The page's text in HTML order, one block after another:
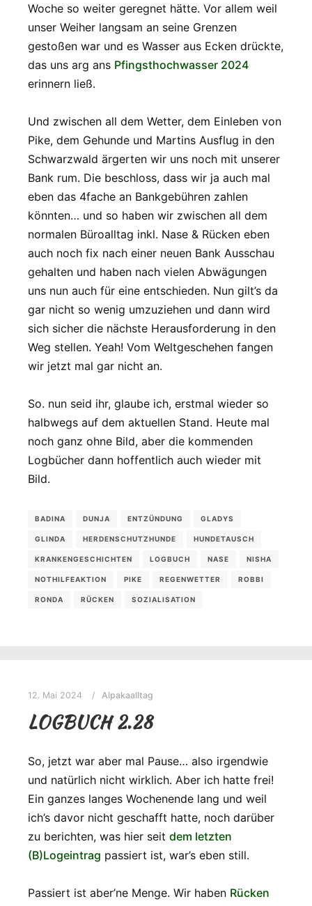
Woche so weiter geregnet hätte. Vor allem weil
unser Weiher langsam an seine Grenzen
gestoßen war und es Wasser aus Ecken drückte,
das uns arg ans Pfingsthochwasser 2024
erinnern ließ.
Und zwischen all dem Wetter, dem Einleben von
Pike, dem Gehunde und Martins Ausflug in den
Schwarzwald ärgerten wir uns noch mit unserer
Bank rum. Die beschloss, dass wir ja auch mal
eben das 4fache an Bankgebühren zahlen
könnten… und so haben wir zwischen all dem
normalen Büroalltag inkl. Nase & Rücken eben
auch noch fix nach einer neuen Bank Ausschau
gehalten und haben nach vielen Abwägungen
uns nun auch für eine entschieden. Nun gilt’s da
gar nicht so wenig umzuziehen und dann wird
sich sicher die nächste Herausforderung in den
Weg stellen. Yeah! Vom Weltgeschehen fangen
wir jetzt mal gar nicht an.
So. nun seid ihr, glaube ich, erstmal wieder so
halbwegs auf dem aktuellen Stand. Heute mal
noch ganz ohne Bild, aber die kommenden
Logbücher dann hoffentlich auch wieder mit
Bild.
BADINA DUNJA ENTZÜNDUNG GLADYS
GLINDA HERDENSCHUTZHUNDE HUNDETAUSCH
KRANKENGESCHICHTEN LOGBUCH NASE NISHA
NOTHILFEAKTION PIKE REGENWETTER ROBBI
RONDA RÜCKEN SOZIALISATION
12. Mai 2024 Alpakaalltag
LOGBUCH 2.28
So, jetzt war aber mal Pause… also irgendwie
und natürlich nicht wirklich. Aber ich hatte frei!
Ein ganzes langes Wochenende lang und weil
ich’s davor nicht geschafft hatte, noch darüber
zu berichten, was hier seit dem letzten
(B)Logeintrag passiert ist, war’s eben still.
Passiert ist aber’ne Menge. Wir haben Rücken